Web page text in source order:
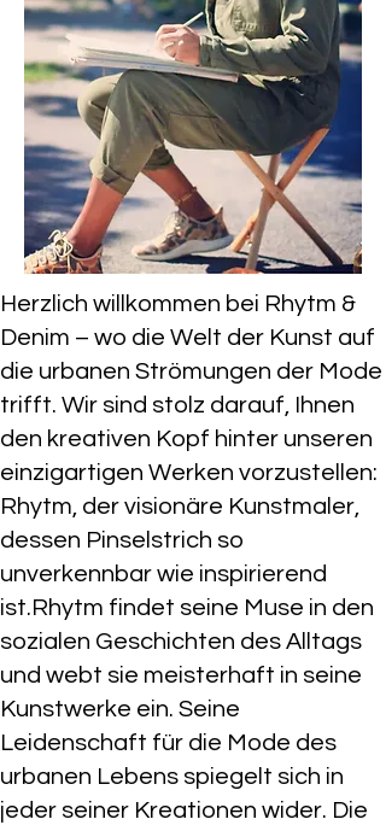
Herzlich willkommen bei Rhytm &
Denim – wo die Welt der Kunst auf
die urbanen Strömungen der Mode
trifft. Wir sind stolz darauf, Ihnen
den kreativen Kopf hinter unseren
einzigartigen Werken vorzustellen:
Rhytm, der visionäre Kunstmaler,
dessen Pinselstrich so
unverkennbar wie inspirierend
ist.Rhytm findet seine Muse in den
sozialen Geschichten des Alltags
und webt sie meisterhaft in seine
Kunstwerke ein. Seine
Leidenschaft für die Mode des
urbanen Lebens spiegelt sich in
jeder seiner Kreationen wider. Die